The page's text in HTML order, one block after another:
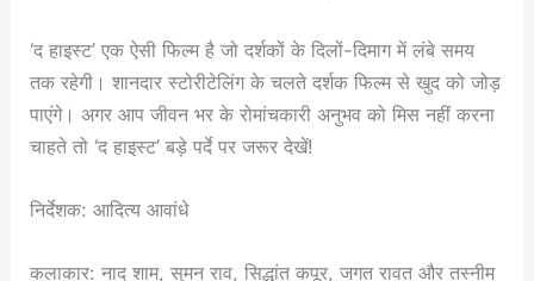
‘द हाइस्ट’ एक ऐसी फिल्म है जो दर्शकों के दिलों-दिमाग में लंबे समय
तक रहेगी। शानदार स्टोरीटेलिंग के चलते दर्शक फिल्म से खुद को जोड़
पाएंगे। अगर आप जीवन भर के रोमांचकारी अनुभव को मिस नहीं करना
चाहते तो ‘द हाइस्ट’ बड़े पर्दे पर जरूर देखें!
निर्देशक: आदित्य आवांधे
कलाकार: नाद शाम, सुमन राव, सिद्धांत कपूर, जगत रावत और तस्नीम